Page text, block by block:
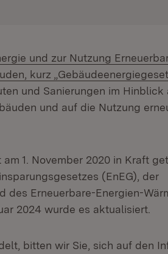
und zur Nutzung
kurz
und Sanierungen im Hinblick
und auf die Nutzung
1. November 2020 in Kraft
(EnEG), der
des Erneuerbare-Energien-
2024 wurde es aktualisiert.
bitten wir Sie, sich auf den